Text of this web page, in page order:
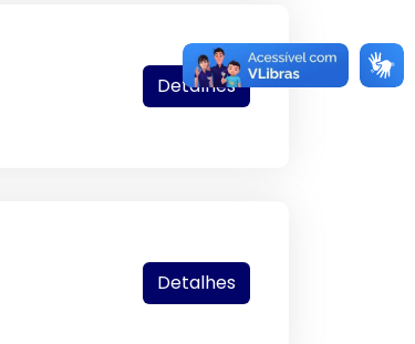
Detalhes
Detalhes